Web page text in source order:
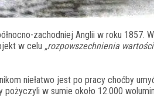
zachodniej Anglii w roku 1857.
w celu „rozpowszechnienia
niełatwo jest po pracy choćby
w sumie około 12.000